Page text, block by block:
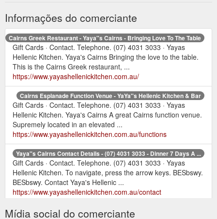
Informações do comerciante
Cairns Greek Restaurant - Yaya''s Cairns - Bringing Love To The Table
Gift Cards · Contact. Telephone. (07) 4031 3033 · Yayas
Hellenic Kitchen. Yaya's Cairns Bringing the love to the table.
This is the Cairns Greek restaurant, ...
https://www.yayashellenickitchen.com.au/
Cairns Esplanade Function Venue - YaYa''s Hellenic Kitchen & Bar
Gift Cards · Contact. Telephone. (07) 4031 3033 · Yayas
Hellenic Kitchen. Yaya's Cairns A great Cairns function venue.
Supremely located in an elevated ...
https://www.yayashellenickitchen.com.au/functions
Yaya''s Cairns Contact Details - (07) 4031 3033 - Dinner 7 Days A ...
Gift Cards · Contact. Telephone. (07) 4031 3033 · Yayas
Hellenic Kitchen. To navigate, press the arrow keys. BESbswy.
BESbswy. Contact Yaya's Hellenic ...
https://www.yayashellenickitchen.com.au/contact
Mídia social do comerciante